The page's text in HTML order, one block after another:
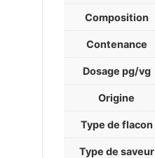
Composition
Contenance
Dosage pg/vg
Origine
Type de flacon
Type de saveur